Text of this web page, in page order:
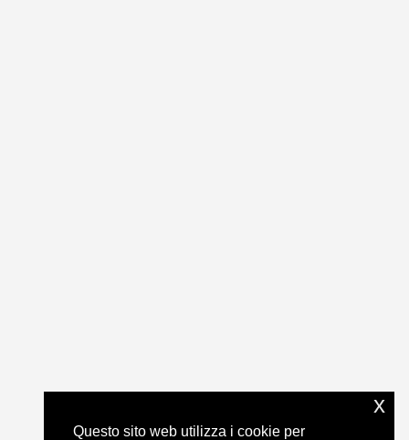
Questo sito web utilizza i cookie per
x